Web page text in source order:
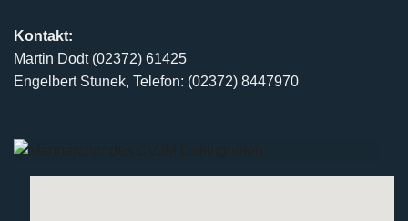
Kontakt:
Martin Dodt (02372) 61425
Engelbert Stunek, Telefon: (02372) 8447970